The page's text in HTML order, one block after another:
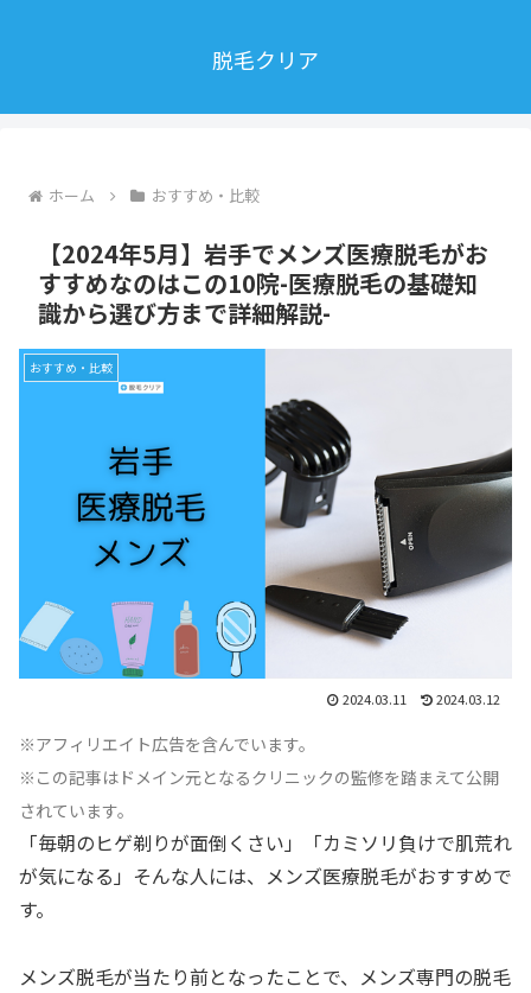
脱毛クリア
ホーム おすすめ・比較
【2024年5月】岩手でメンズ医療脱毛がお
すすめなのはこの10院-医療脱毛の基礎知
識から選び方まで詳細解説-
おすすめ・比較
2024.03.11 2024.03.12
※アフィリエイト広告を含んでいます。
※この記事はドメイン元となるクリニックの監修を踏まえて公開
されています。
「毎朝のヒゲ剃りが面倒くさい」「カミソリ負けで肌荒れ
が気になる」そんな人には、メンズ医療脱毛がおすすめで
す。
メンズ脱毛が当たり前となったことで、メンズ専門の脱毛